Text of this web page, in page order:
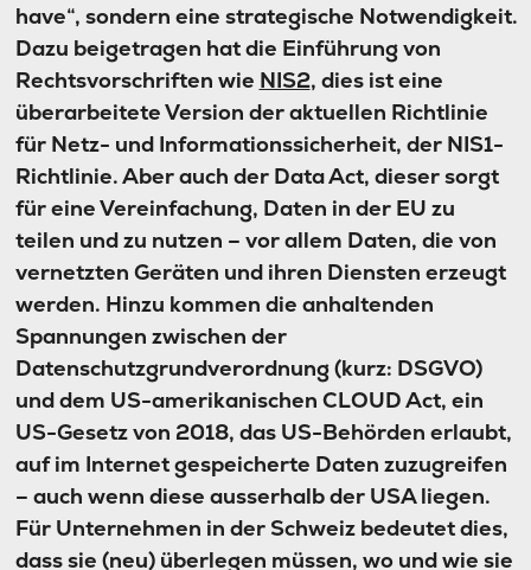
have“, sondern eine strategische Notwendigkeit.
Dazu beigetragen hat die Einführung von
Rechtsvorschriften wie NIS2, dies ist eine
überarbeitete Version der aktuellen Richtlinie
für Netz- und Informationssicherheit, der NIS1-
Richtlinie. Aber auch der Data Act, dieser sorgt
für eine Vereinfachung, Daten in der EU zu
teilen und zu nutzen – vor allem Daten, die von
vernetzten Geräten und ihren Diensten erzeugt
werden. Hinzu kommen die anhaltenden
Spannungen zwischen der
Datenschutzgrundverordnung (kurz: DSGVO)
und dem US-amerikanischen CLOUD Act, ein
US-Gesetz von 2018, das US-Behörden erlaubt,
auf im Internet gespeicherte Daten zuzugreifen
– auch wenn diese ausserhalb der USA liegen.
Für Unternehmen in der Schweiz bedeutet dies,
dass sie (neu) überlegen müssen, wo und wie sie